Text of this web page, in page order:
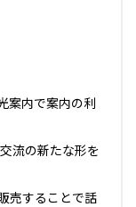
案内で案内の利
流の新たな形を
売することで話